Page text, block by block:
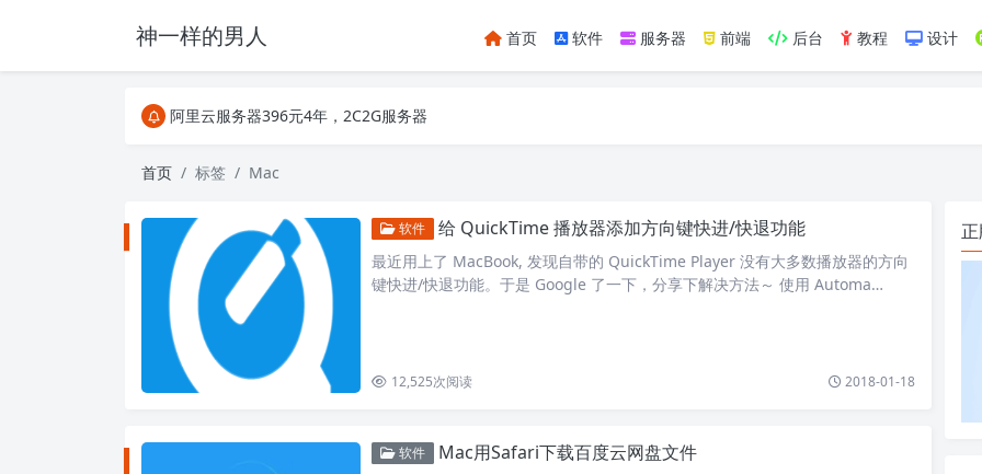
神一样的男人 首页 软件 服务器 前端 后台 教程 设计
阿里云服务器396元4年，2C2G服务器
关注Telegram频道有新消息第一时间推送
阿里云服务器396元4年，2C2G服务器
首页 标签 Mac
软件 给 QuickTime 播放器添加方向键快进/快退功能
最近用上了 MacBook, 发现自带的 QuickTime Player 没有大多数播放器的方向
键快进/快退功能。于是 Google 了一下，分享下解决方法～ 使用 Automa…
12,525次阅读 2018-01-18
软件 Mac用Safari下载百度云网盘文件